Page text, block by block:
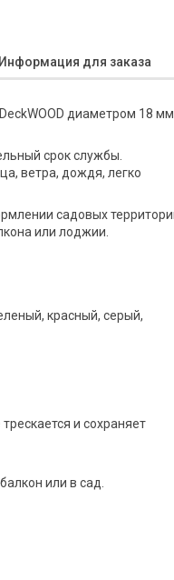
Информация для заказа
диаметром 18
срок службы.
ветра, дождя, легко
садовых
или лоджии.
красный, серый,
и сохраняет
или в сад.